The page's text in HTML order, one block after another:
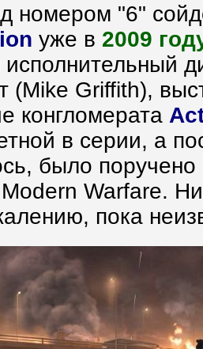
номером "6"
уже в 2009
исполнительный
(Mike Griffith),
конгломерата
в серии, а
было поручено
Warfare.
пока